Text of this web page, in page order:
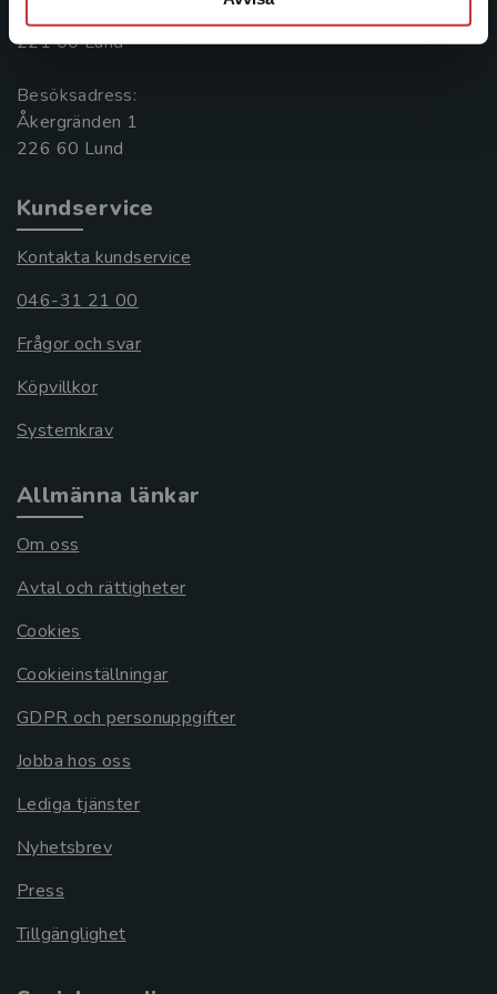
Box 141
221 00 Lund
Besöksadress:
Åkergränden 1
Kundservice
Kontakta kundservice
046-31 21 00
Frågor och svar
Köpvillkor
Systemkrav
Allmänna länkar
Om oss
Avtal och rättigheter
Cookies
Cookieinställningar
GDPR och personuppgifter
Jobba hos oss
Lediga tjänster
Nyhetsbrev
Press
Tillgänglighet